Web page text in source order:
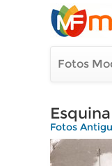
Fotos
Fotos